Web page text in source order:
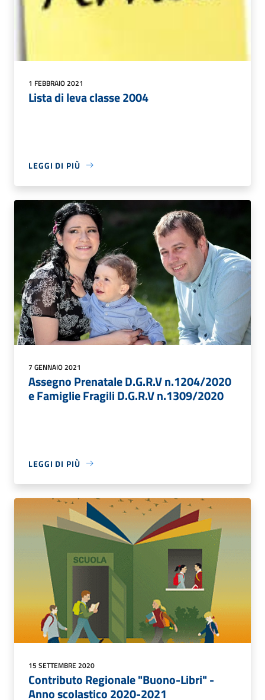
1 FEBBRAIO 2021
Lista di leva classe 2004
LEGGI DI PIÙ
7 GENNAIO 2021
Assegno Prenatale D.G.R.V n.1204/2020
e Famiglie Fragili D.G.R.V n.1309/2020
LEGGI DI PIÙ
15 SETTEMBRE 2020
Contributo Regionale "Buono-Libri" -
Anno scolastico 2020-2021